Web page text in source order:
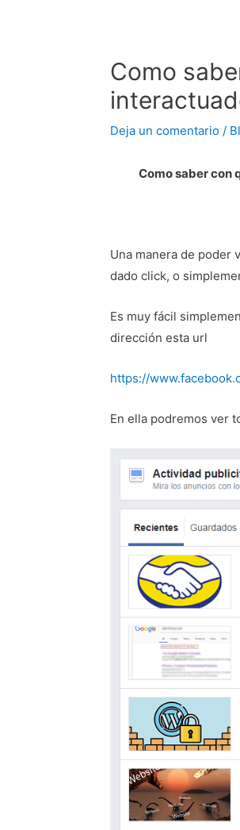
Como
Deja un comentario /
Como saber con
Una manera de poder
dado click, o
Es muy fácil
dirección esta url
https://
En ella podremos ver